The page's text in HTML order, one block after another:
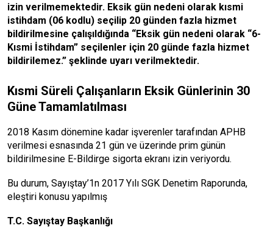
izin verilmemektedir. Eksik gün nedeni olarak kısmi
istihdam (06 kodlu) seçilip 20 günden fazla hizmet
bildirilmesine çalışıldığında “Eksik gün nedeni olarak “6-
Kısmi İstihdam” seçilenler için 20 günde fazla hizmet
bildirilemez.” şeklinde uyarı verilmektedir.
Kısmi Süreli Çalışanların Eksik Günlerinin 30
Güne Tamamlatılması
2018 Kasım dönemine kadar işverenler tarafından APHB
verilmesi esnasında 21 gün ve üzerinde prim günün
bildirilmesine E-Bildirge sigorta ekranı izin veriyordu.
Bu durum, Sayıştay’1n 2017 Yılı SGK Denetim Raporunda,
eleştiri konusu yapılmış
T.C. Sayıştay Başkanlığı